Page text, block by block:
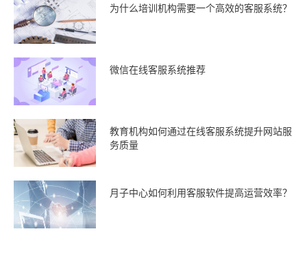
为什么培训机构需要一个高效的客服系统？
微信在线客服系统推荐
教育机构如何通过在线客服系统提升网站服
务质量
月子中心如何利用客服软件提高运营效率？